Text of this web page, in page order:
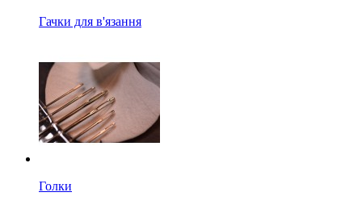
Гачки для в'язання
Голки